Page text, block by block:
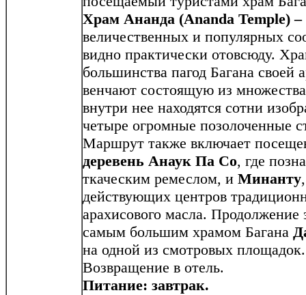
Храм Ананда (Ananda Temple) –
величественных и популярных
видно практически отовсюду.
большинства пагод Багана
венчают состоящую из
внутри нее находятся сотни
четыре огромные позолоченные
Маршрут также включает
деревень Анаук Па Со, где
ткаческим ремеслом, и Минанту
действующих центров
арахисового масла. Продолжение
самым большим храмом Багана
на одной из смотровых площадок.
Возвращение в отель.
Питание: завтрак.